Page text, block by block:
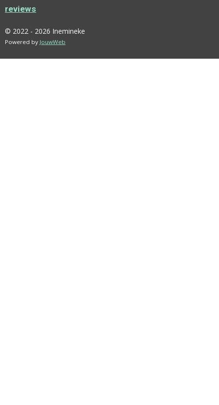
reviews
© 2022 - 2026 Inemineke
Powered by JouwWeb